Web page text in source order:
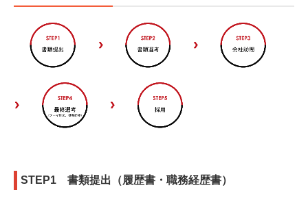
STEP1 書類提出（履歴書・職務経歴書）